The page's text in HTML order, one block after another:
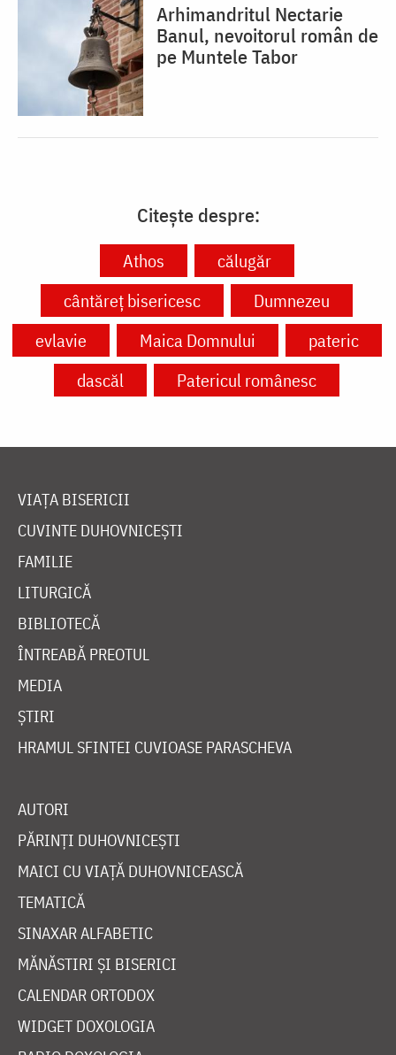
Arhimandritul Nectarie
Banul, nevoitorul român de
pe Muntele Tabor
Citește despre:
Athos
călugăr
cântăreț bisericesc
Dumnezeu
evlavie
Maica Domnului
pateric
dascăl
Patericul românesc
VIAȚA BISERICII
CUVINTE DUHOVNICEȘTI
FAMILIE
LITURGICĂ
BIBLIOTECĂ
ÎNTREABĂ PREOTUL
MEDIA
ȘTIRI
HRAMUL SFINTEI CUVIOASE PARASCHEVA
AUTORI
PĂRINȚI DUHOVNICEȘTI
MAICI CU VIAȚĂ DUHOVNICEASCĂ
TEMATICĂ
SINAXAR ALFABETIC
MĂNĂSTIRI ȘI BISERICI
CALENDAR ORTODOX
WIDGET DOXOLOGIA